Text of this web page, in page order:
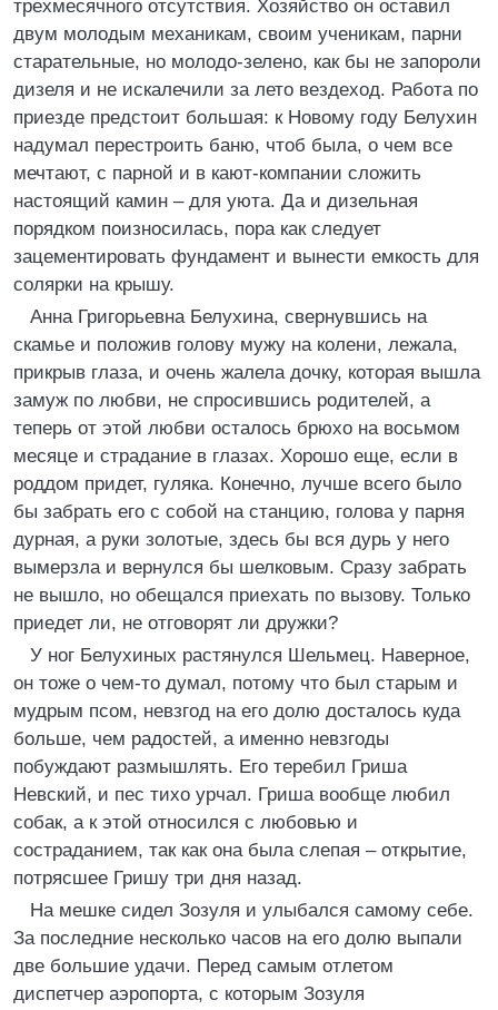
трехмесячного отсутствия. Хозяйство он оставил
двум молодым механикам, своим ученикам, парни
старательные, но молодо-зелено, как бы не запороли
дизеля и не искалечили за лето вездеход. Работа по
приезде предстоит большая: к Новому году Белухин
надумал перестроить баню, чтоб была, о чем все
мечтают, с парной и в кают-компании сложить
настоящий камин – для уюта. Да и дизельная
порядком поизносилась, пора как следует
зацементировать фундамент и вынести емкость для
солярки на крышу.
Анна Григорьевна Белухина, свернувшись на
скамье и положив голову мужу на колени, лежала,
прикрыв глаза, и очень жалела дочку, которая вышла
замуж по любви, не спросившись родителей, а
теперь от этой любви осталось брюхо на восьмом
месяце и страдание в глазах. Хорошо еще, если в
роддом придет, гуляка. Конечно, лучше всего было
бы забрать его с собой на станцию, голова у парня
дурная, а руки золотые, здесь бы вся дурь у него
вымерзла и вернулся бы шелковым. Сразу забрать
не вышло, но обещался приехать по вызову. Только
приедет ли, не отговорят ли дружки?
У ног Белухиных растянулся Шельмец. Наверное,
он тоже о чем-то думал, потому что был старым и
мудрым псом, невзгод на его долю досталось куда
больше, чем радостей, а именно невзгоды
побуждают размышлять. Его теребил Гриша
Невский, и пес тихо урчал. Гриша вообще любил
собак, а к этой относился с любовью и
состраданием, так как она была слепая – открытие,
потрясшее Гришу три дня назад.
На мешке сидел Зозуля и улыбался самому себе.
За последние несколько часов на его долю выпали
две большие удачи. Перед самым отлетом
диспетчер аэропорта, с которым Зозуля